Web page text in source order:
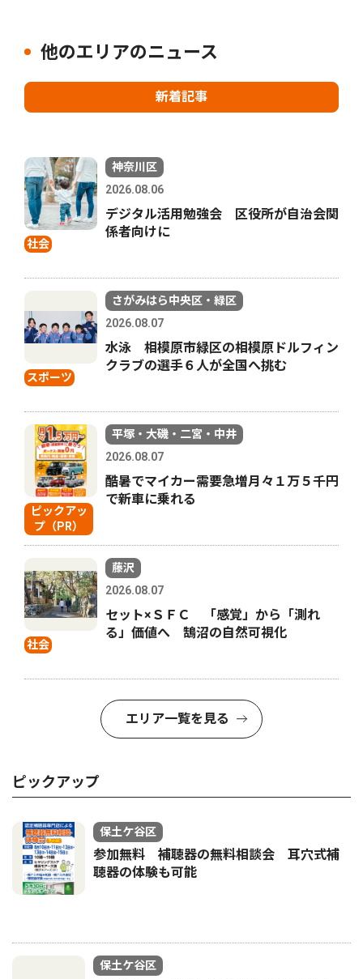
他のエリアのニュース
新着記事
社会
神奈川区
2026.08.06
デジタル活用勉強会 区役所が自治会関
係者向けに
スポーツ
さがみはら中央区・緑区
2026.08.07
水泳 相模原市緑区の相模原ドルフィン
クラブの選手６人が全国へ挑む
ピックアッ
プ（PR）
平塚・大磯・二宮・中井
2026.08.07
酷暑でマイカー需要急増月々１万５千円
で新車に乗れる
社会
藤沢
2026.08.07
セット×ＳＦＣ 「感覚」から「測れ
る」価値へ 鵠沼の自然可視化
エリア一覧を見る
ピックアップ
保土ケ谷区
参加無料 補聴器の無料相談会 耳穴式補
聴器の体験も可能
保土ケ谷区